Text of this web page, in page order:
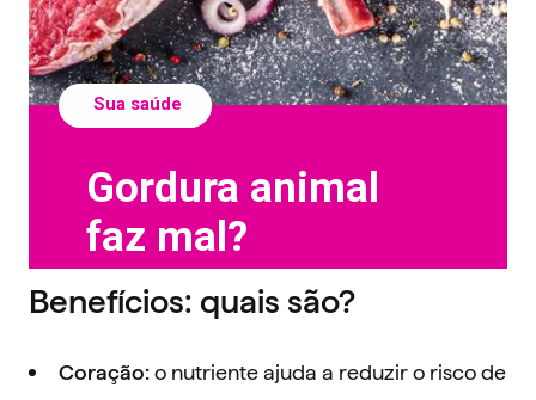
Benefícios: quais são?
Coração: o nutriente ajuda a reduzir o risco de